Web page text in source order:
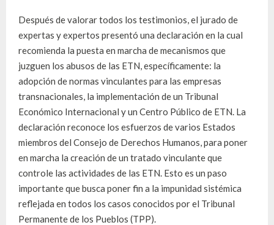
Después de valorar todos los testimonios, el jurado de
expertas y expertos presentó una declaración en la cual
recomienda la puesta en marcha de mecanismos que
juzguen los abusos de las ETN, específicamente: la
adopción de normas vinculantes para las empresas
transnacionales, la implementación de un Tribunal
Económico Internacional y un Centro Público de ETN. La
declaración reconoce los esfuerzos de varios Estados
miembros del Consejo de Derechos Humanos, para poner
en marcha la creación de un tratado vinculante que
controle las actividades de las ETN. Esto es un paso
importante que busca poner fin a la impunidad sistémica
reflejada en todos los casos conocidos por el Tribunal
Permanente de los Pueblos (TPP).